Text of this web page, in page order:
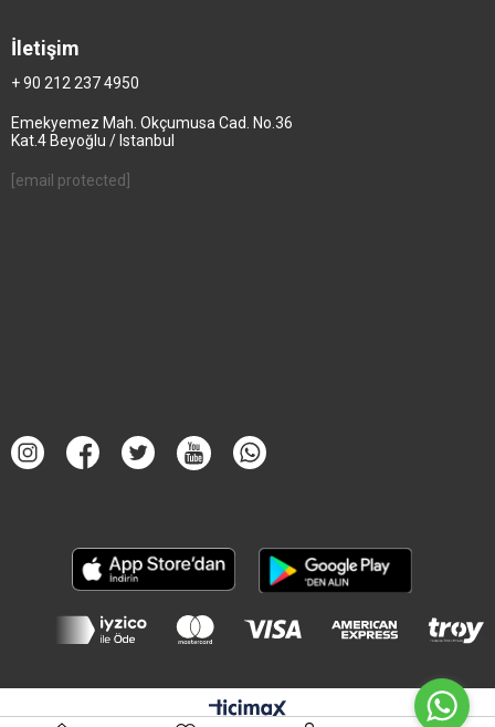
İletişim
+ 90 212 237 4950
Emekyemez Mah. Okçumusa Cad. No.36
Kat.4 Beyoğlu / Istanbul
[email protected]